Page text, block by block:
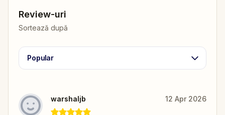
Review-uri
Sortează după
Popular
warshaljb 12 Apr 2026